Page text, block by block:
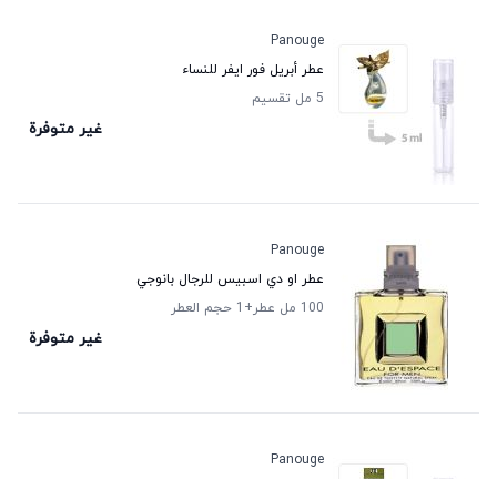
Panouge
عطر أبريل فور ايفر للنساء
5 مل تقسيم
غير متوفرة
Panouge
عطر او دي اسبيس للرجال بانوجي
100 مل عطر
+1 حجم العطر
غير متوفرة
Panouge